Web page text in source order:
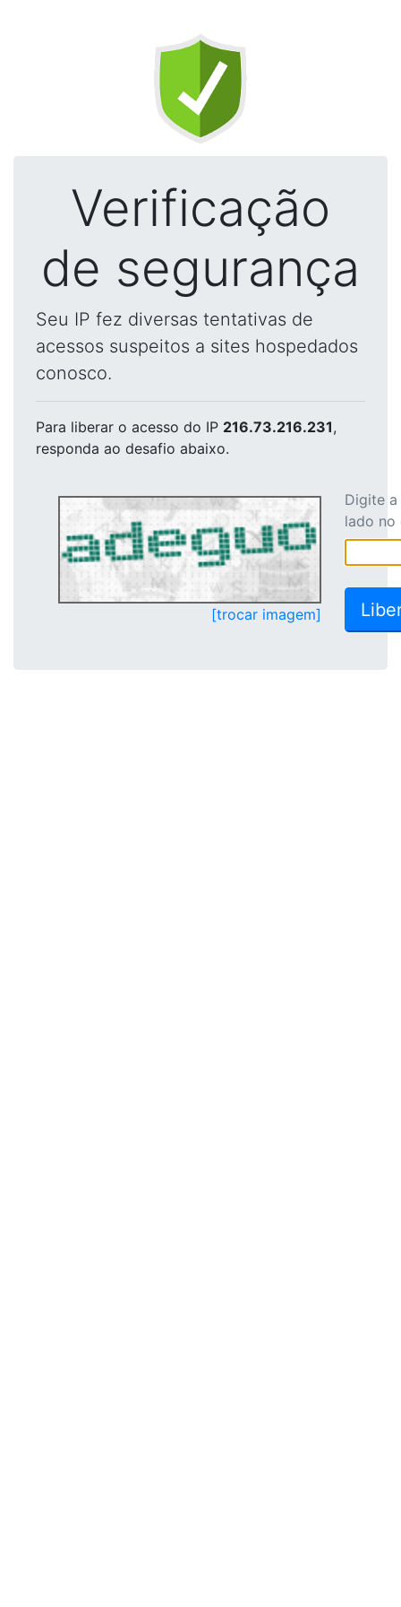
Verificação
de segurança
Seu IP fez diversas tentativas de
acessos suspeitos a sites hospedados
conosco.
Para liberar o acesso do IP 216.73.216.231,
responda ao desafio abaixo.
[trocar imagem]
Digite
lado no